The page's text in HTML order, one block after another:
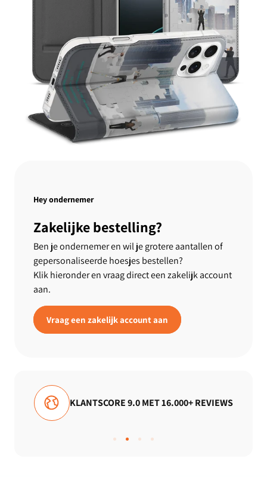
Hey ondernemer
Zakelijke bestelling?
Ben je ondernemer en wil je grotere aantallen of
gepersonaliseerde hoesjes bestellen?
Klik hieronder en vraag direct een zakelijk account
aan.
Vraag een zakelijk account aan
KLANTSCORE 9.0 MET 16.000+ REVIEWS